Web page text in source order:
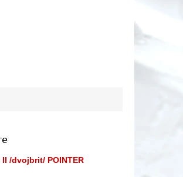
II /dvojbrit/ POINTER